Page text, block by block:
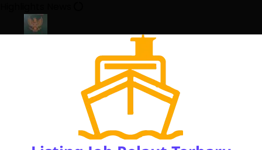
content